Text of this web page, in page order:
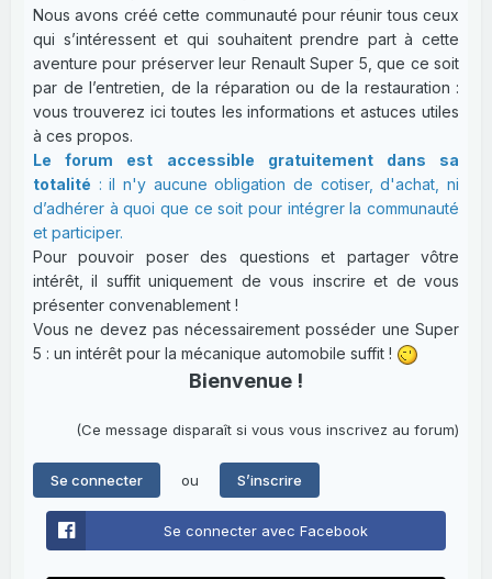
Nous avons créé cette communauté pour réunir tous ceux
qui s’intéressent et qui souhaitent prendre part à cette
aventure pour préserver leur Renault Super 5, que ce soit
par de l’entretien, de la réparation ou de la restauration :
vous trouverez ici toutes les informations et astuces utiles
à ces propos.
Le forum est accessible gratuitement dans sa
totalité : il n'y aucune obligation de cotiser, d'achat, ni
d’adhérer à quoi que ce soit pour intégrer la communauté
et participer.
Pour pouvoir poser des questions et partager vôtre
intérêt, il suffit uniquement de vous inscrire et de vous
présenter convenablement !
Vous ne devez pas nécessairement posséder une Super
5 : un intérêt pour la mécanique automobile suffit !
Bienvenue !
(Ce message disparaît si vous vous inscrivez au forum)
Se connecter ou S’inscrire
Se connecter avec Facebook